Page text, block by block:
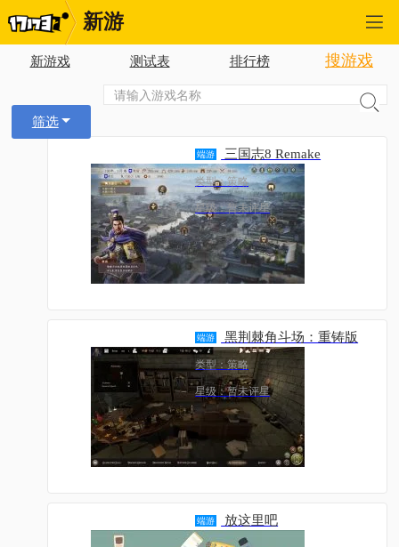
新游
新游戏 测试表 排行榜 搜游戏
筛选
端游 三国志8 Remake
类型：策略
星级：暂未评星
端游 黑荆棘角斗场：重铸版
类型：策略
星级：暂未评星
端游 放这里吧